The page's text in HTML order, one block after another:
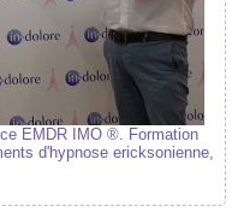
EMDR IMO ®. Formation
d'hypnose ericksonienne,